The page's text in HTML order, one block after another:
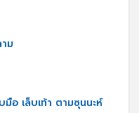
ม
มือ เล็บเท้า ตามซุนนะห์